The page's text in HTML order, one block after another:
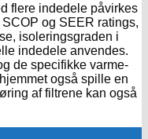
flere indedele påvirkes
og SEER ratings,
isoleringsgraden i
indedele anvendes.
de specifikke varme-
også spille en
af filtrene kan også